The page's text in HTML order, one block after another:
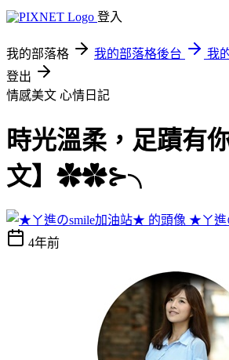
登入
我的部落格 我的部落格後台
我
登出
情感美文 心情日記
時光溫柔，足蹟有
文】✿✿⊱╮
★ㄚ進
4年前